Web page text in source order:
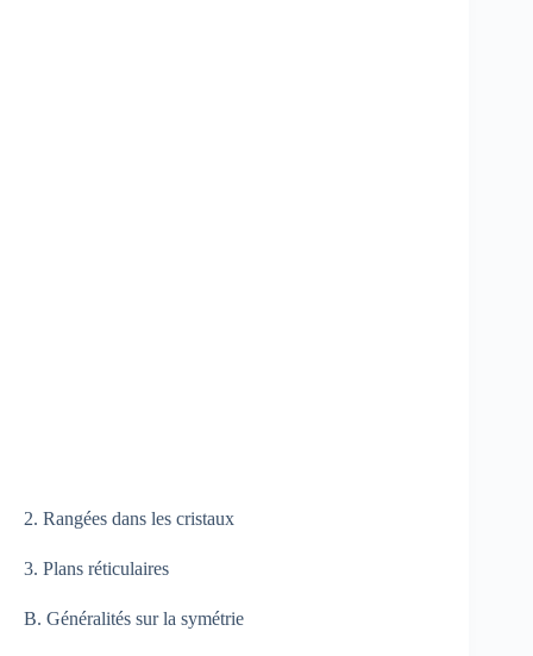
2. Rangées dans les cristaux
3. Plans réticulaires
B. Généralités sur la symétrie